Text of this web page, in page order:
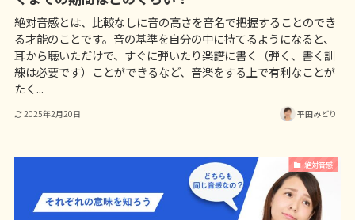
絶対音感とは、比較なしに音の高さを音名で把握することのでき
る才能のことです。音の基準を自分の中に持てるようになると、
耳から聴いただけで、すぐに弾いたり楽譜に書く（弾く、書く訓
練は必要です）ことができるなど、音楽をする上で有利なことが
たく...
2025年2月20日 平田みどり
絶対音感